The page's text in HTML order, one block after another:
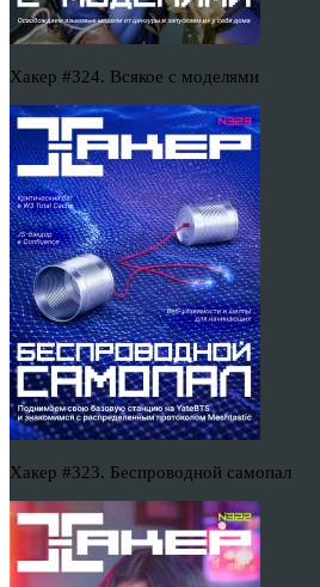
Хакер #324. Всякое с моделями
Хакер #323. Беспроводной самопал